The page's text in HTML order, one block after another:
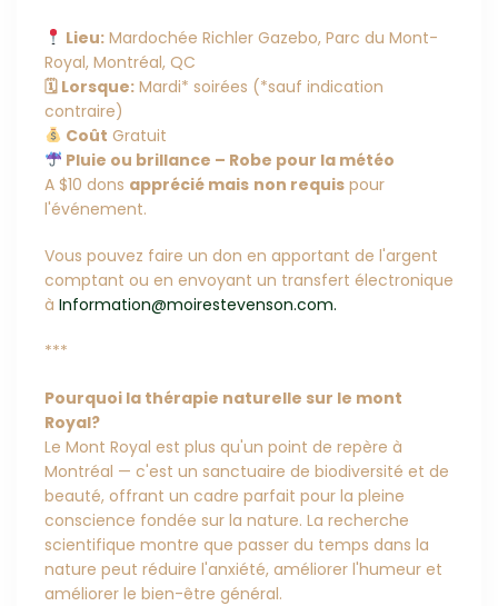
Lieu:Mardochée Richler Gazebo, Parc du Mont-
Royal, Montréal, QC
🗓 Lorsque: Mardi* soirées (*sauf indication
contraire)
Coût Gratuit
Pluie ou brillance – Robe pour la météo
A $10 dons apprécié mais non requis pour
l'événement.
Vous pouvez faire un don en apportant de l'argent
comptant ou en envoyant un transfert électronique
à Information@moirestevenson.com.
***
Pourquoi la thérapie naturelle sur le mont
Royal?
Le Mont Royal est plus qu'un point de repère à
Montréal — c'est un sanctuaire de biodiversité et de
beauté, offrant un cadre parfait pour la pleine
conscience fondée sur la nature. La recherche
scientifique montre que passer du temps dans la
nature peut réduire l'anxiété, améliorer l'humeur et
améliorer le bien-être général.